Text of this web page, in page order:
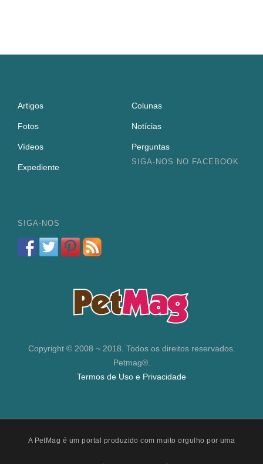
Artigos Colunas
Fotos Notícias
Vídeos Perguntas
Expediente
SIGA-NOS NO FACEBOOK
SIGA-NOS
Copyright © 2008 ~ 2018. Todos os direitos reservados.
Petmag®.
Termos de Uso e Privacidade
A PetMag é um portal produzido com muito orgulho por uma